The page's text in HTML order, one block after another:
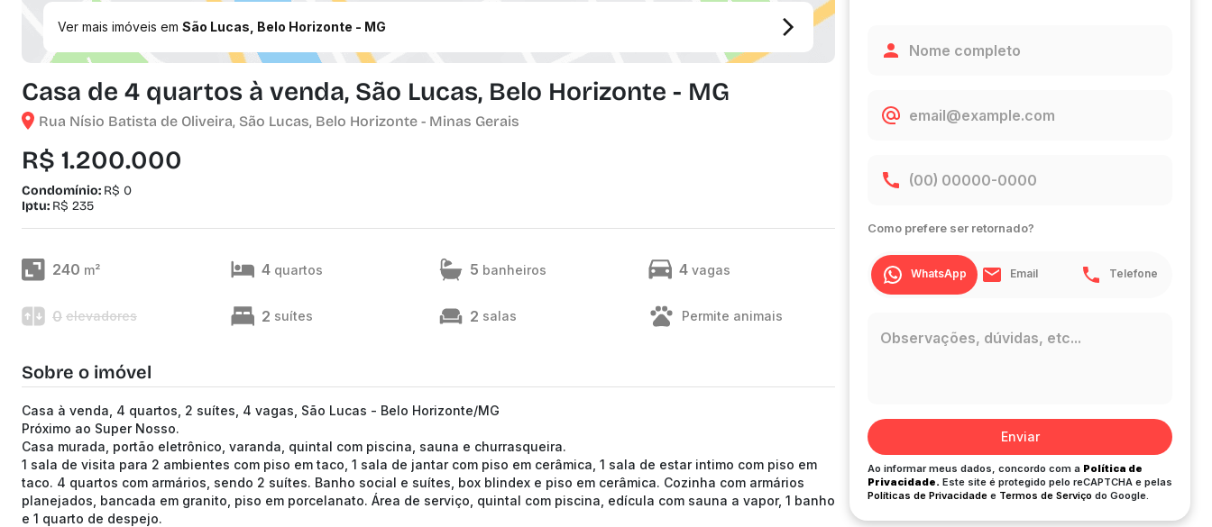
Ver mais imóveis em São Lucas, Belo Horizonte - MG
Casa de 4 quartos à venda, São Lucas, Belo Horizonte - MG
Rua Nísio Batista de Oliveira, São Lucas, Belo Horizonte - Minas Gerais
R$ 1.200.000
Condomínio: R$ 0
Iptu: R$ 235
240 m² 4 quartos 5 banheiros 4 vagas
0 elevadores 2 suítes 2 salas Permite animais
Sobre o imóvel
Casa à venda, 4 quartos, 2 suítes, 4 vagas, São Lucas - Belo Horizonte/MG
Próximo ao Super Nosso.
Casa murada, portão eletrônico, varanda, quintal com piscina, sauna e churrasqueira.
1 sala de visita para 2 ambientes com piso em taco, 1 sala de jantar com piso em cerâmica, 1 sala de estar intimo com piso em
taco. 4 quartos com armários, sendo 2 suítes. Banho social e suítes, box blindex e piso em cerâmica. Cozinha com armários
planejados, bancada em granito, piso em porcelanato. Área de serviço, quintal com piscina, edícula com sauna a vapor, 1 banho
e 1 quarto de despejo.
Como prefere ser retornado?
WhatsApp Email Telefone
Enviar
Ao informar meus dados, concordo com a Política de
Privacidade. Este site é protegido pelo reCAPTCHA e pelas
Políticas de Privacidade e Termos de Serviço do Google.